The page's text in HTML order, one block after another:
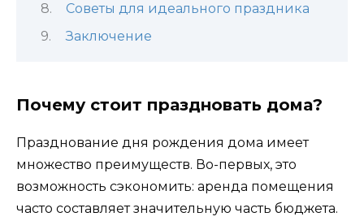
Советы для идеального праздника
Заключение
Почему стоит праздновать дома?
Празднование дня рождения дома имеет
множество преимуществ. Во-первых, это
возможность сэкономить: аренда помещения
часто составляет значительную часть бюджета.